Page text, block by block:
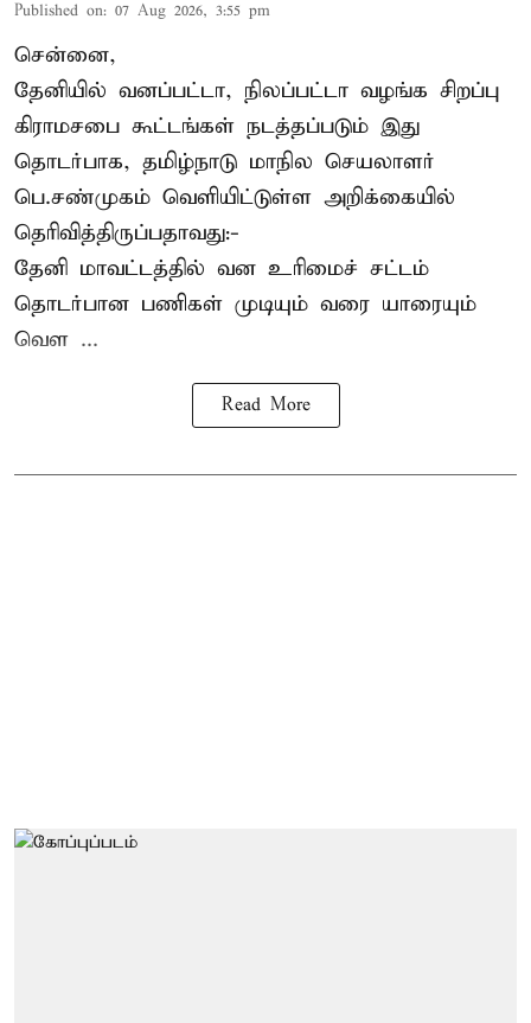
Published on: 07 Aug 2026, 3:55 pm
சென்னை,
தேனியில் வனப்பட்டா, நிலப்பட்டா வழங்க சிறப்பு
கிராமசபை கூட்டங்கள் நடத்தப்படும் இது
தொடர்பாக, தமிழ்நாடு மாநில செயலாளர்
பெ.சண்முகம் வெளியிட்டுள்ள அறிக்கையில்
தெரிவித்திருப்பதாவது:-
தேனி மாவட்டத்தில் வன உரிமைச் சட்டம்
தொடர்பான பணிகள் முடியும் வரை யாரையும்
வெள ...
Read More